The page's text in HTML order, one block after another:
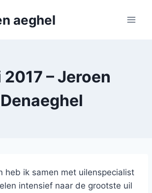
aeghel
2017 – Jeroen
Denaeghel
heb ik samen met uilenspecialist
intensief naar de grootste uil